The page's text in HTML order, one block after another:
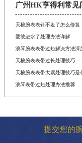
广州HK亨得利常见
天梭腕表表针不走了怎么修复
爱彼进水了处理办法详解
浪琴腕表表带过短解决方法深
天梭腕表表带过长处理技巧
天梭腕表表带太紧处理技巧是
浪琴表带过短处理办法推荐
提交您的